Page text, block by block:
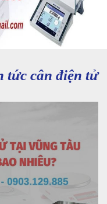
tức cân điện tử